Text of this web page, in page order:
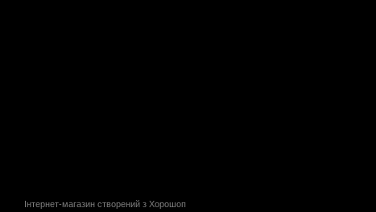
Інтернет-магазин створений з Хорошоп